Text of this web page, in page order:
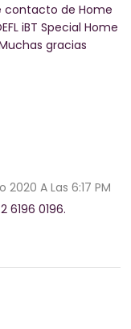
contacto de Home
iBT Special Home
gracias
2020 A Las 6:17 PM
6196 0196.